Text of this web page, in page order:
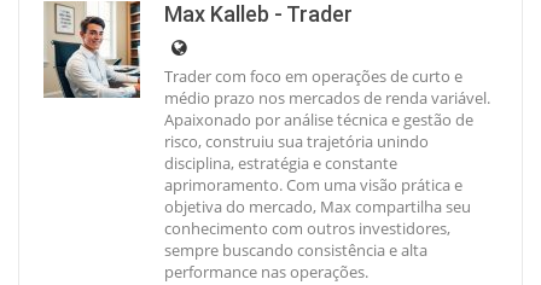
Max Kalleb - Trader
Trader com foco em operações de curto e
médio prazo nos mercados de renda variável.
Apaixonado por análise técnica e gestão de
risco, construiu sua trajetória unindo
disciplina, estratégia e constante
aprimoramento. Com uma visão prática e
objetiva do mercado, Max compartilha seu
conhecimento com outros investidores,
sempre buscando consistência e alta
performance nas operações.